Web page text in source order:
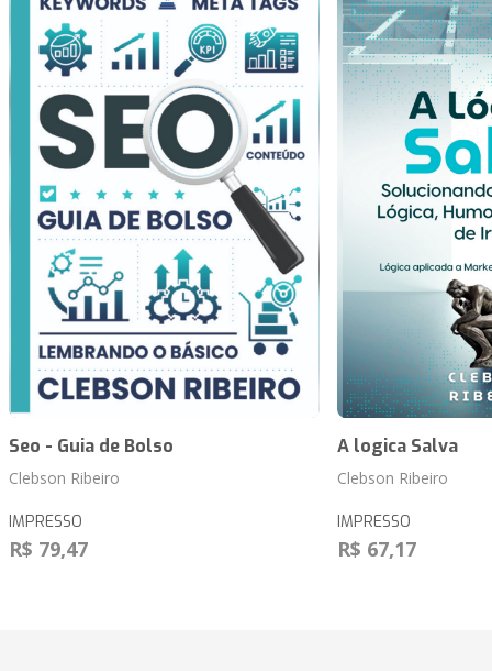
Seo - Guia de Bolso
Clebson Ribeiro
IMPRESSO
R$ 79,47
A logica Salva
Clebson Ribeiro
IMPRESSO
R$ 67,17